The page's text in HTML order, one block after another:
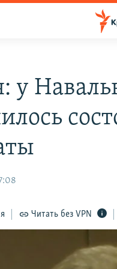
у
Читать без VPN